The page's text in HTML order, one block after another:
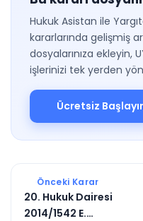
Hukuk Asistan ile
kararlarında gelişmiş
dosyalarınıza ekleyin,
işlerinizi tek yerden
Ücretsiz
Önceki Karar
20. Hukuk Dairesi
2014/1542 E.